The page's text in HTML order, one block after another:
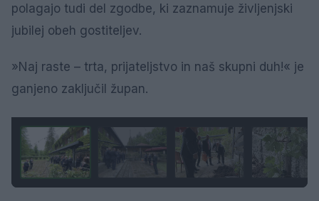
polagajo tudi del zgodbe, ki zaznamuje življenjski
jubilej obeh gostiteljev.
»Naj raste – trta, prijateljstvo in naš skupni duh!« je
ganjeno zaključil župan.